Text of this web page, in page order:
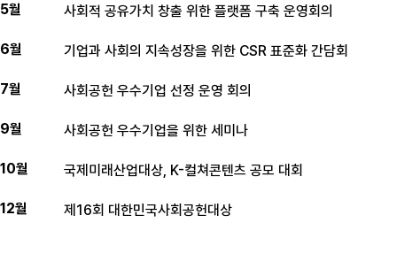
5월 사회적 공유가치 창출 위한 플랫폼 구축 운영회의
6월 기업과 사회의 지속성장을 위한 CSR 표준화 간담회
7월 사회공헌 우수기업 선정 운영 회의
9월 사회공헌 우수기업을 위한 세미나
10월 국제미래산업대상, K-컬쳐콘텐츠 공모 대회
12월 제16회 대한민국사회공헌대상